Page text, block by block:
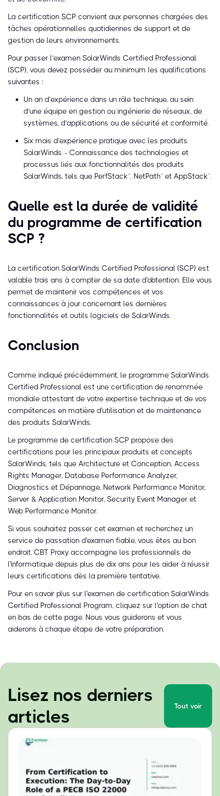
La certification SCP convient aux personnes chargées des
tâches opérationnelles quotidiennes de support et de
gestion de leurs environnements.
Pour passer l’examen SolarWinds Certified Professional
(SCP), vous devez posséder au minimum les qualifications
suivantes :
Un an d’expérience dans un rôle technique, au sein
d’une équipe en gestion ou ingénierie de réseaux, de
systèmes, d’applications ou de sécurité et conformité.
Six mois d’expérience pratique avec les produits
SolarWinds. - Connaissance des technologies et
processus liés aux fonctionnalités des produits
SolarWinds, tels que PerfStack™, NetPath™ et AppStack™.
Quelle est la durée de validité
du programme de certification
SCP ?
La certification SolarWinds Certified Professional (SCP) est
valable trois ans à compter de sa date d'obtention. Elle vous
permet de maintenir vos compétences et vos
connaissances à jour concernant les dernières
fonctionnalités et outils logiciels de SolarWinds.
Conclusion
Comme indiqué précédemment, le programme SolarWinds
Certified Professional est une certification de renommée
mondiale attestant de votre expertise technique et de vos
compétences en matière d'utilisation et de maintenance
des produits SolarWinds.
Le programme de certification SCP propose des
certifications pour les principaux produits et concepts
SolarWinds, tels que Architecture et Conception, Access
Rights Manager, Database Performance Analyzer,
Diagnostics et Dépannage, Network Performance Monitor,
Server & Application Monitor, Security Event Manager et
Web Performance Monitor.
Si vous souhaitez passer cet examen et recherchez un
service de passation d'examen fiable, vous êtes au bon
endroit. CBT Proxy accompagne les professionnels de
l'informatique depuis plus de dix ans pour les aider à réussir
leurs certifications dès la première tentative.
Pour en savoir plus sur l'examen de certification SolarWinds
Certified Professional Program, cliquez sur l'option de chat
en bas de cette page. Nous vous guiderons et vous
aiderons à chaque étape de votre préparation.
Lisez nos derniers
articles
Tout voir